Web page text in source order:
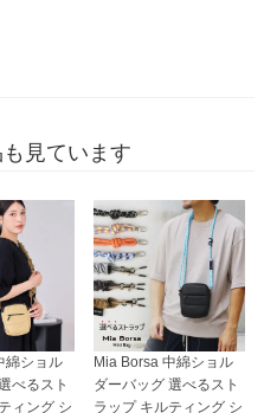
見ています
綿ショル
べるスト
ィング シ
Mia Borsa 中綿ショル
ダーバッグ 選べるスト
ラップ キルティング シ